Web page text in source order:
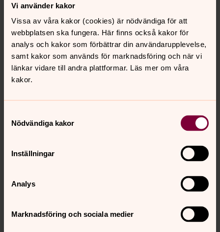
Vi använder kakor
Vissa av våra kakor (cookies) är nödvändiga för att
webbplatsen ska fungera. Här finns också kakor för
analys och kakor som förbättrar din användarupplevelse,
samt kakor som används för marknadsföring och när vi
länkar vidare till andra plattformar. Läs mer om våra
kakor.
Nödvändiga kakor
Inställningar
Analys
Marknadsföring och sociala medier